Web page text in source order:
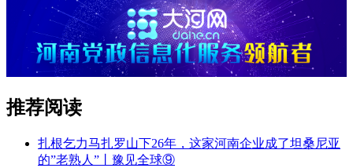
推荐阅读
扎根乞力马扎罗山下26年，这家河南企业成了坦桑尼亚
的”老熟人”丨豫见全球⑨